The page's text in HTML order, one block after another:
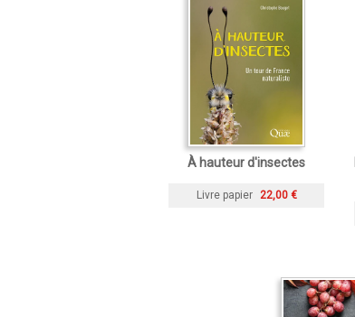
À hauteur d'insectes
Livre papier 22,00 €